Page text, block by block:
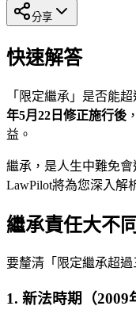
分享
快速解答
「限定繼承」是否能
年5月22日修正施行後
益。
繼承，是人生中難免
LawPilot將為您深入解
繼承責任大不
要釐清「限定繼承超
1. 新法時期（